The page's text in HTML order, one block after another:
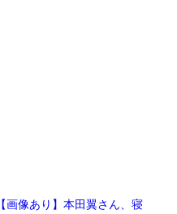
【画像あり】本田翼さん、寝